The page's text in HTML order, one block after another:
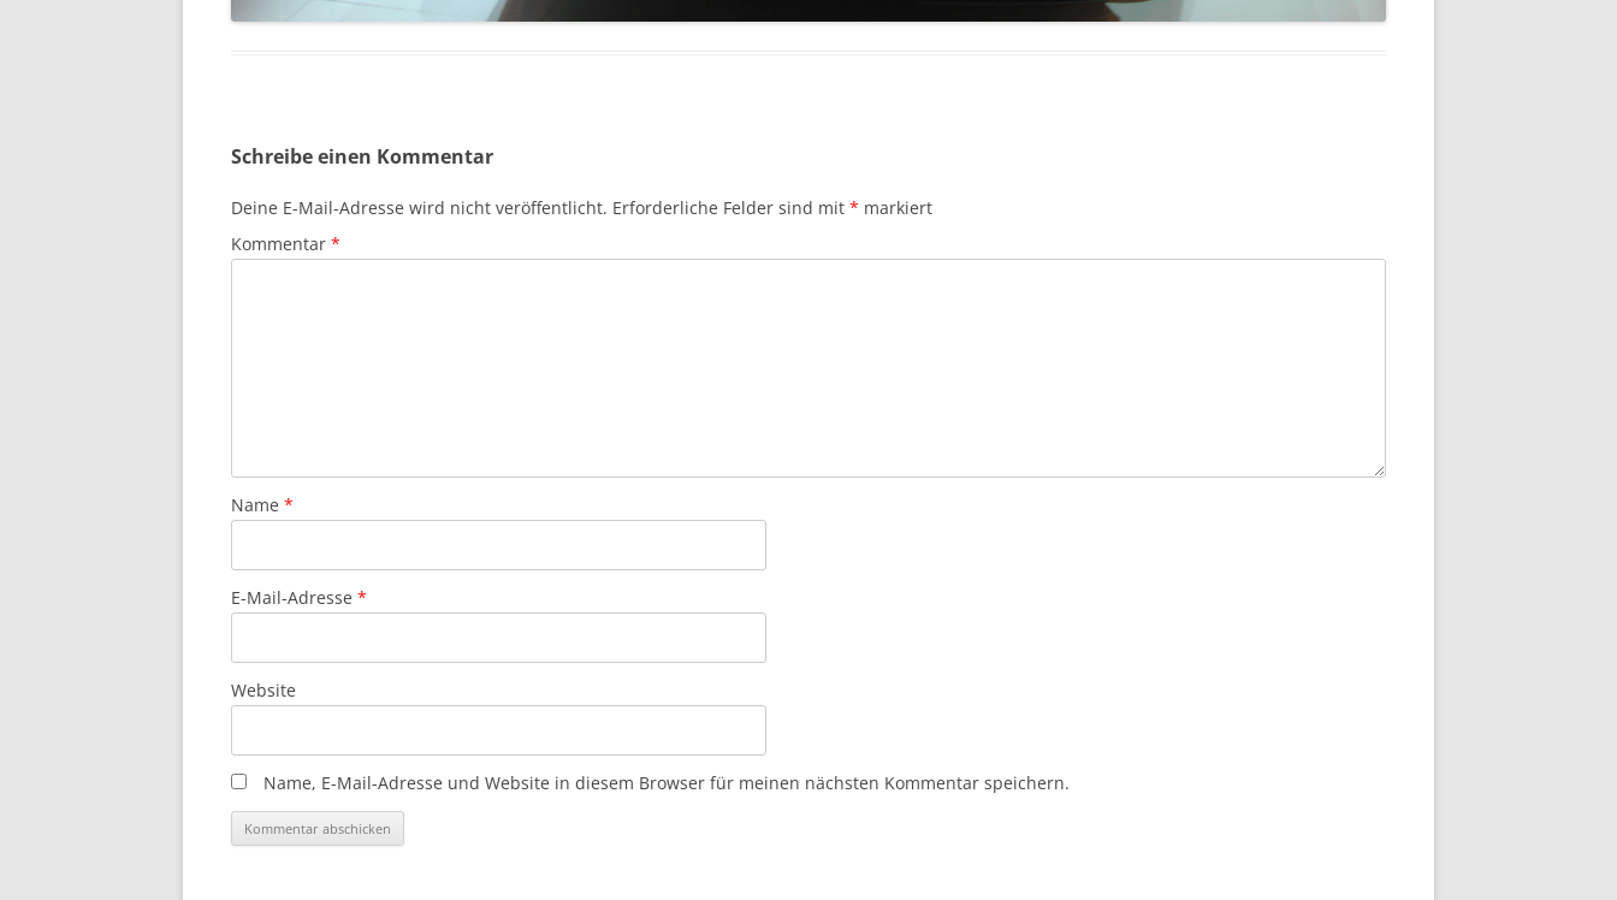
Schreibe einen Kommentar
Deine E-Mail-Adresse wird nicht veröffentlicht. Erforderliche Felder sind mit * markiert
Kommentar *
Name *
E-Mail-Adresse *
Website
Name, E-Mail-Adresse und Website in diesem Browser für meinen nächsten Kommentar speichern.